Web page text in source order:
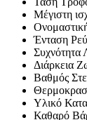
Μέγιστη
Ένταση
Συχνότητα
Διάρκεια
Βαθμός
Υλικό
Καθαρό